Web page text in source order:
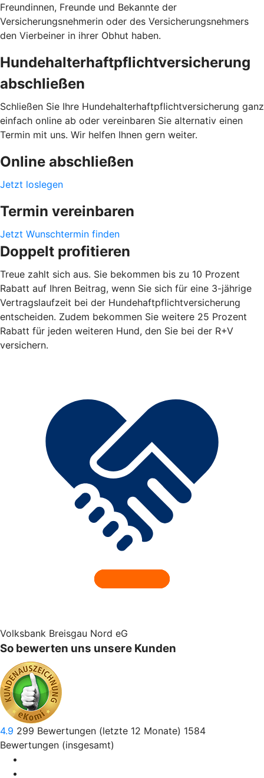
Freundinnen, Freunde und Bekannte der
Versicherungsnehmerin oder des Versicherungsnehmers
den Vierbeiner in ihrer Obhut haben.
Hundehalterhaftpflichtversicherung
abschließen
Schließen Sie Ihre Hundehalterhaftpflichtversicherung ganz
einfach online ab oder vereinbaren Sie alternativ einen
Termin mit uns. Wir helfen Ihnen gern weiter.
Online abschließen
Jetzt loslegen
Termin vereinbaren
Jetzt Wunschtermin finden
Doppelt profitieren
Treue zahlt sich aus. Sie bekommen bis zu 10 Prozent
Rabatt auf Ihren Beitrag, wenn Sie sich für eine 3-jährige
Vertragslaufzeit bei der Hundehaftpflichtversicherung
entscheiden. Zudem bekommen Sie weitere 25 Prozent
Rabatt für jeden weiteren Hund, den Sie bei der R+V
versichern.
Volksbank Breisgau Nord eG
So bewerten uns unsere Kunden
4.9 299 Bewertungen (letzte 12 Monate) 1584
Bewertungen (insgesamt)